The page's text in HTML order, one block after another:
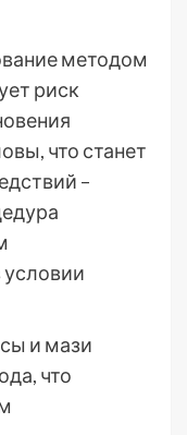
методом
риск
что станет
–
условии
и мази
что